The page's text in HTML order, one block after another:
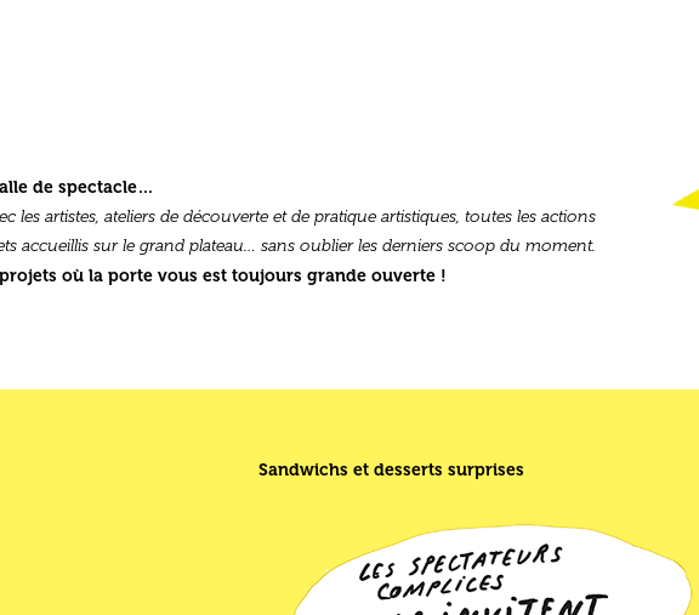
de spectacle…
les artistes, ateliers de découverte et de pratique artistiques, toutes les actions
accueillis sur le grand plateau… sans oublier les derniers scoop du moment.
où la porte vous est toujours grande ouverte !
Sandwichs et desserts surprises